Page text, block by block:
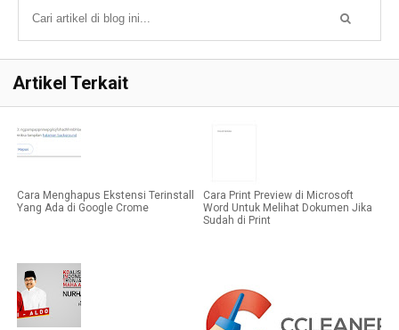
Artikel Terkait
Cara Menghapus Ekstensi Terinstall
Yang Ada di Google Crome
Cara Print Preview di Microsoft
Word Untuk Melihat Dokumen Jika
Sudah di Print